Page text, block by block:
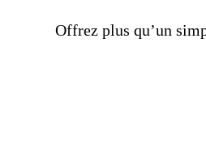
Offrez plus qu’un